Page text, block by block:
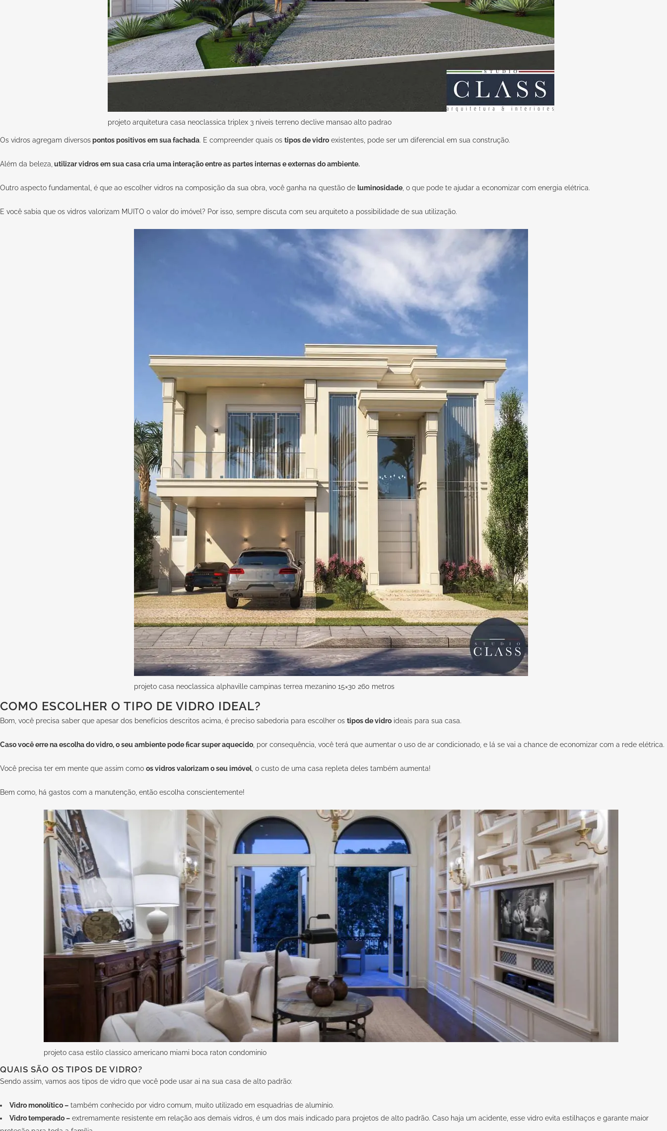
projeto arquitetura casa neoclassica triplex 3 niveis terreno declive mansao alto padrao
Os vidros agregam diversospontos positivos em sua fachada. E compreender quais os tipos de vidro existentes, pode ser um diferencial em sua construção.
Além da beleza, utilizar vidros em sua casa cria uma interação entre as partes internas e externas do ambiente.
Outro aspecto fundamental, é que ao escolher vidros na composição da sua obra, você ganha na questão de luminosidade , o que pode te ajudar a economizar com energia elétrica.
E você sabia que os vidros valorizam MUITO o valor do imóvel? Por isso, sempre discuta com seu arquiteto a possibilidade de sua utilização.
projeto casa neoclassica alphaville campinas terrea mezanino 15×30 260 metros
COMO ESCOLHER O TIPO DE VIDRO IDEAL?
Bom, você precisa saber que apesar dos benefícios descritos acima, é preciso sabedoria para escolher os tipos de vidro ideais para sua casa.
Caso você erre na escolha do vidro, o seu ambiente pode ficar super aquecido , por consequência, você terá que aumentar o uso de ar condicionado, e lá se vai a chance de economizar com a rede elétrica.
Você precisa ter em mente que assim como os vidros valorizam o seu imóvel, o custo de uma casa repleta deles também aumenta!
Bem como, há gastos com a manutenção, então escolha conscientemente!
projeto casa estilo classico americano miami boca raton condominio
QUAIS SÃO OS TIPOS DE VIDRO?
Sendo assim, vamos aos tipos de vidro que você pode usar ai na sua casa de alto padrão:
Vidro monolítico – também conhecido por vidro comum, muito utilizado em esquadrias de alumínio.
Vidro temperado – extremamente resistente em relação aos demais vidros, é um dos mais indicado para projetos de alto padrão. Caso haja um acidente, esse vidro evita estilhaços e garante maior